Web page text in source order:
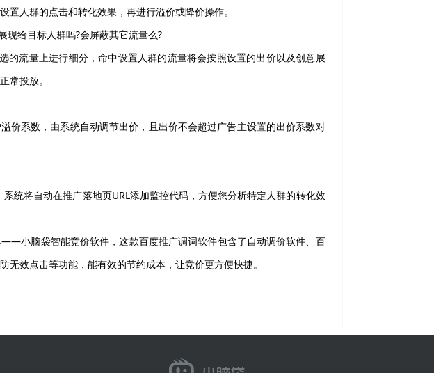
人群的点击和转化效果，再进行溢价或降价操作。
现给目标人群吗?会屏蔽其它流量么?
的流量上进行细分，命中设置人群的流量将会按照设置的出价以及创意展
常投放。
价系数，由系统自动调节出价，且出价不会超过广告主设置的出价系数对
统将自动在推广落地页URL添加监控代码，方便您分析特定人群的转化效
小脑袋智能竞价软件，这款百度推广调词软件包含了自动调价软件、百
无效点击等功能，能有效的节约成本，让竞价更方便快捷。